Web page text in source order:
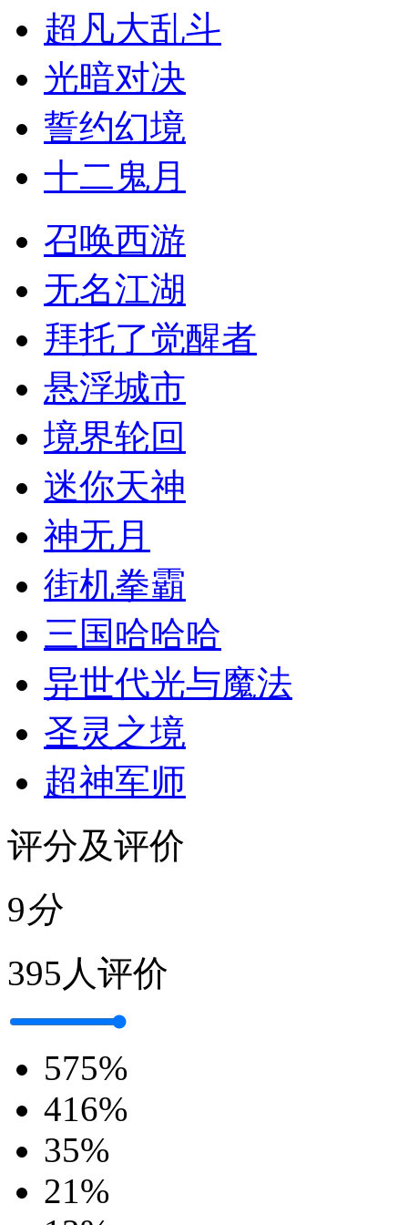
超凡大乱斗
光暗对决
誓约幻境
十二鬼月
召唤西游
无名江湖
拜托了觉醒者
悬浮城市
境界轮回
迷你天神
神无月
街机拳霸
三国哈哈哈
异世代光与魔法
圣灵之境
超神军师
评分及评价
9分
395人评价
575%
416%
35%
21%